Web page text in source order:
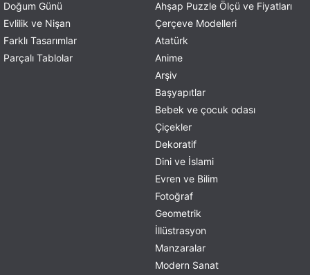
Doğum Günü
Evlilik ve Nişan
Farklı Tasarımlar
Parçalı Tablolar
Ahşap Puzzle Ölçü ve Fiyatları
Çerçeve Modelleri
Atatürk
Anime
Arşiv
Başyapıtlar
Bebek ve çocuk odası
Çiçekler
Dekoratif
Dini ve İslami
Evren ve Bilim
Fotoğraf
Geometrik
İllüstrasyon
Manzaralar
Modern Sanat